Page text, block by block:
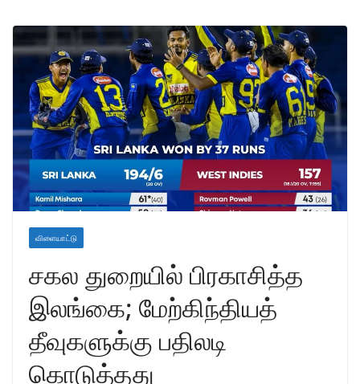
விளையாட்டு
சகல துறையில் பிரகாசித்த
இலங்கை; மேற்கிந்தியத்
தீவுகளுக்கு பதிலடி
கொடுத்தது